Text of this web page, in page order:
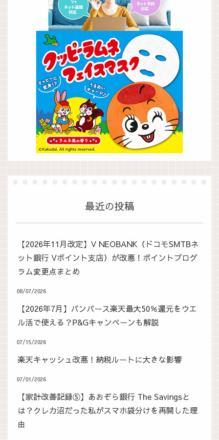
最近の投稿
【2026年11月改定】V NEOBANK（ドコモSMTBネ
ット銀行 Vポイント支店）が改悪！ポイントプログ
ラム変更点まとめ
08/07/2026
【2026年7月】パンパース楽天最大50％還元をウエ
ル活で使える？P&Gキャンペーンも解説
07/15/2026
楽天キャッシュ改悪！納税ルートに大きな影響
07/01/2026
【家計改善記録⑤】あおぞら銀行 The Savingsと
は？クレカ沼だった私がスマホ袋分けを再開した理
由